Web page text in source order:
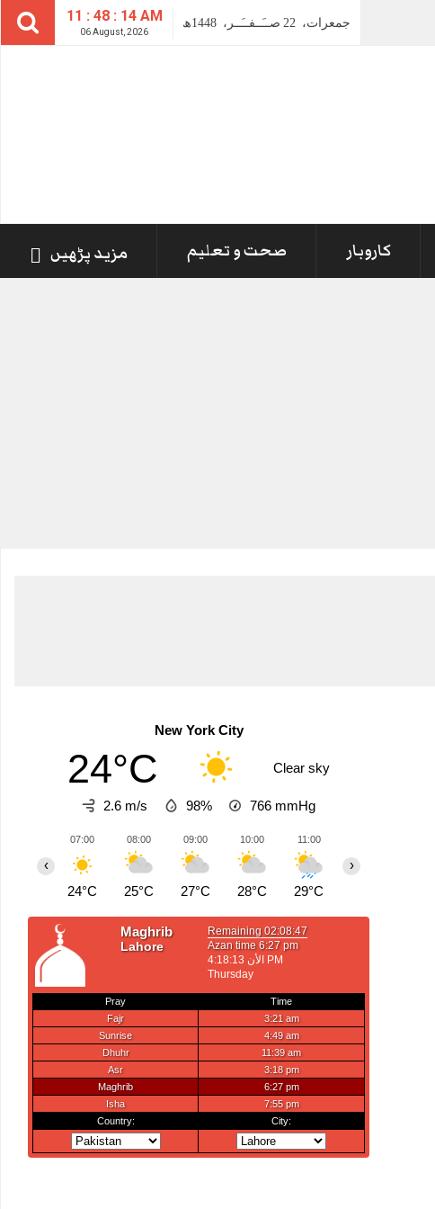
11 : 48 : 14 AM
06 August, 2026
جمعرات، 22 صــَــفــَــر، 1448ھ
کاروبار صحت و تعلیم مزید پڑھیں
New York City
24°C Clear sky
2.6 m/s 98% 766 mmHg
07:00
24°C
08:00
25°C
09:00
27°C
10:00
28°C
11:00
29°C
‹
›